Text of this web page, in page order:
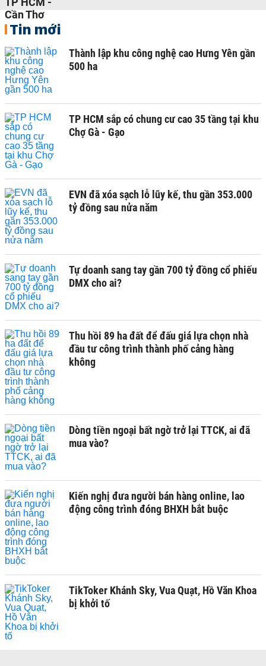
Tin mới
Thành lập khu công nghệ cao Hưng Yên gần
500 ha
TP HCM sắp có chung cư cao 35 tầng tại khu
Chợ Gà - Gạo
EVN đã xóa sạch lỗ lũy kế, thu gần 353.000
tỷ đồng sau nửa năm
Tự doanh sang tay gần 700 tỷ đồng cổ phiếu
DMX cho ai?
Thu hồi 89 ha đất để đấu giá lựa chọn nhà
đầu tư công trình thành phố cảng hàng
không
Dòng tiền ngoại bất ngờ trở lại TTCK, ai đã
mua vào?
Kiến nghị đưa người bán hàng online, lao
động công trình đóng BHXH bắt buộc
TikToker Khánh Sky, Vua Quạt, Hồ Văn Khoa
bị khởi tố